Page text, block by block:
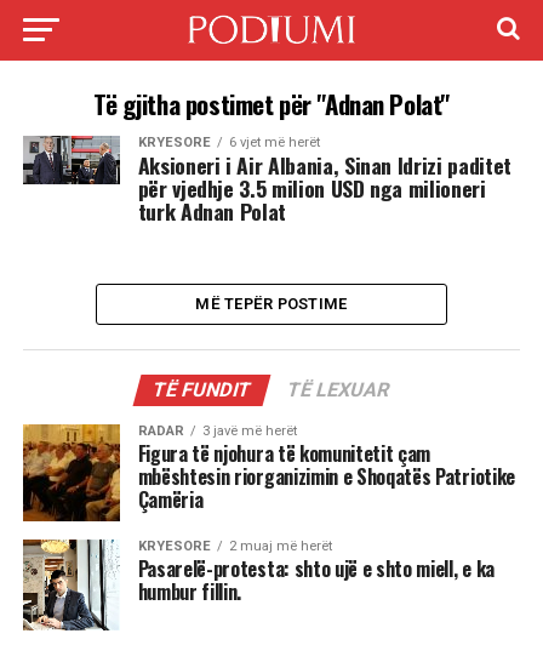
Të gjitha postimet për "Adnan Polat"
KRYESORE 6 vjet më herët
Aksioneri i Air Albania, Sinan Idrizi paditet
për vjedhje 3.5 milion USD nga milioneri
turk Adnan Polat
MË TEPËR POSTIME
TË FUNDIT TË LEXUAR
RADAR 3 javë më herët
Figura të njohura të komunitetit çam
mbështesin riorganizimin e Shoqatës Patriotike
Çamëria
KRYESORE 2 muaj më herët
Pasarelë-protesta: shto ujë e shto miell, e ka
humbur fillin.